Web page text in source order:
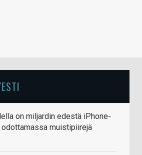
on miljardin edestä iPhone-
muistipiirejä